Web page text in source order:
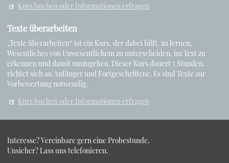
Kurs buchen oder Informationen erfragen
Texte überarbeiten
„Texte überarbeiten“ ist ein Kurs, der dabei hilft, zu lernen,
Wesentliches von Unwesentlichem zu unterscheiden, im Text zu
erkennen und damit umzugehen. Dieser Kurs dauert 5 Stunden,
richtet sich an Anfänger und Fortgeschrittene. Es sind Texte zur
Vorbewertung notwendig.
Kurs buchen oder Informationen erfragen
Interesse? Vereinbare gern eine Probestunde.
Unsicher? Lass uns telefonieren.